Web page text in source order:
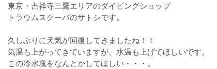
東京・吉祥寺三鷹エリアのダイビングショップ
トラウムスクーバのサトシです。
久しぶりに天気が回復してきましたね！！
気温も上がってきていますが、水温も上げてほしいです。
この冷水塊をなんとかしてほしい・・・。